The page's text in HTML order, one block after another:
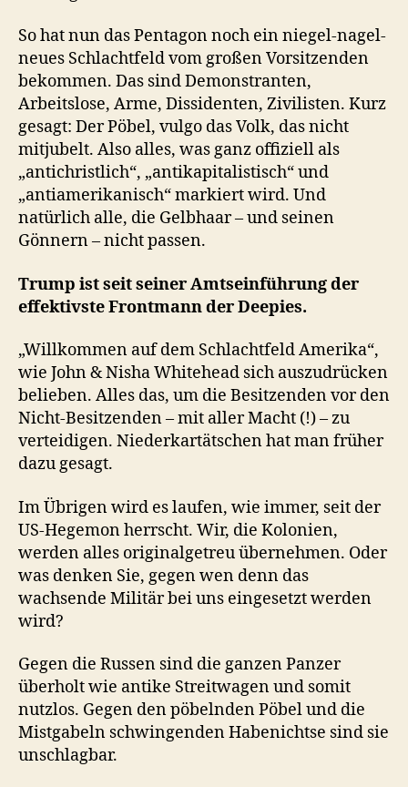
So hat nun das Pentagon noch ein niegel-nagel-
neues Schlachtfeld vom großen Vorsitzenden
bekommen. Das sind Demonstranten,
Arbeitslose, Arme, Dissidenten, Zivilisten. Kurz
gesagt: Der Pöbel, vulgo das Volk, das nicht
mitjubelt. Also alles, was ganz offiziell als
„antichristlich“, „antikapitalistisch“ und
„antiamerikanisch“ markiert wird. Und
natürlich alle, die Gelbhaar – und seinen
Gönnern – nicht passen.
Trump ist seit seiner Amtseinführung der
effektivste Frontmann der Deepies.
„Willkommen auf dem Schlachtfeld Amerika“,
wie John & Nisha Whitehead sich auszudrücken
belieben. Alles das, um die Besitzenden vor den
Nicht-Besitzenden – mit aller Macht (!) – zu
verteidigen. Niederkartätschen hat man früher
dazu gesagt.
Im Übrigen wird es laufen, wie immer, seit der
US-Hegemon herrscht. Wir, die Kolonien,
werden alles originalgetreu übernehmen. Oder
was denken Sie, gegen wen denn das
wachsende Militär bei uns eingesetzt werden
wird?
Gegen die Russen sind die ganzen Panzer
überholt wie antike Streitwagen und somit
nutzlos. Gegen den pöbelnden Pöbel und die
Mistgabeln schwingenden Habenichtse sind sie
unschlagbar.